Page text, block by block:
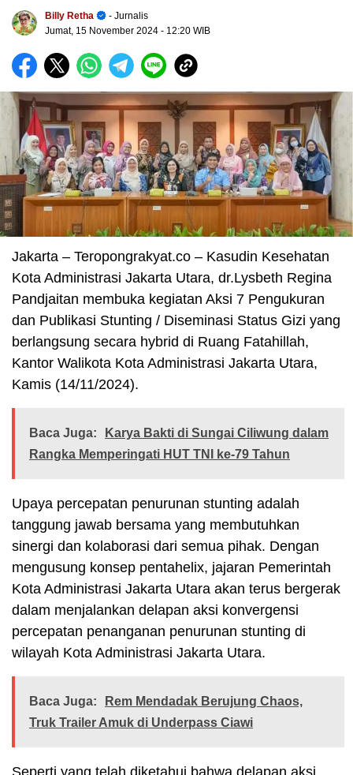
Billy Retha
- Jurnalis
Jumat, 15 November 2024 - 12:20 WIB
Jakarta – Teropongrakyat.co – Kasudin Kesehatan
Kota Administrasi Jakarta Utara, dr.Lysbeth Regina
Pandjaitan membuka kegiatan Aksi 7 Pengukuran
dan Publikasi Stunting / Diseminasi Status Gizi yang
berlangsung secara hybrid di Ruang Fatahillah,
Kantor Walikota Kota Administrasi Jakarta Utara,
Kamis (14/11/2024).
Baca Juga:
Karya Bakti di Sungai Ciliwung dalam
Rangka Memperingati HUT TNI ke-79 Tahun
Upaya percepatan penurunan stunting adalah
tanggung jawab bersama yang membutuhkan
sinergi dan kolaborasi dari semua pihak. Dengan
mengusung konsep pentahelix, jajaran Pemerintah
Kota Administrasi Jakarta Utara akan terus bergerak
dalam menjalankan delapan aksi konvergensi
percepatan penanganan penurunan stunting di
wilayah Kota Administrasi Jakarta Utara.
Baca Juga:
Rem Mendadak Berujung Chaos,
Truk Trailer Amuk di Underpass Ciawi
Seperti yang telah diketahui bahwa delapan aksi